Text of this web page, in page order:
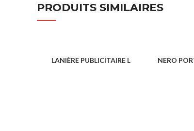
PRODUITS SIMILAIRES
LANIÈRE PUBLICITAIRE L NERO